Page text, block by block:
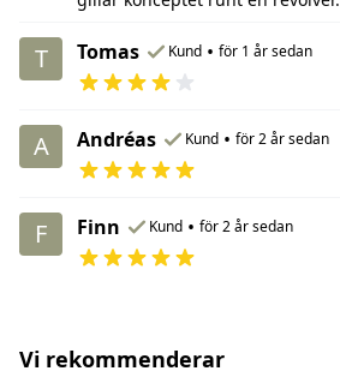
T Tomas Kund • för 1 år sedan
A Andréas Kund • för 2 år sedan
F Finn Kund • för 2 år sedan
Vi rekommenderar